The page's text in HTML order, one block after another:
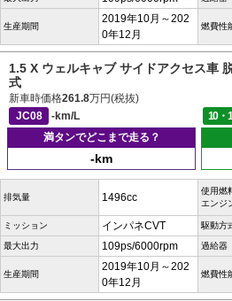
生産期間
2019年10月～202
0年12月
燃費性
1.5 X ウェルキャブ サイドアクセス車
式
新車時価格261.8万円(税抜)
JC08
-km/L 10・
満タンでどこまで走る？
-km
排気量 1496cc
使用燃
エンジ
ミッション インパネCVT 駆動方
最大出力 109ps/6000rpm 過給器
生産期間
2019年10月～202
0年12月
燃費性